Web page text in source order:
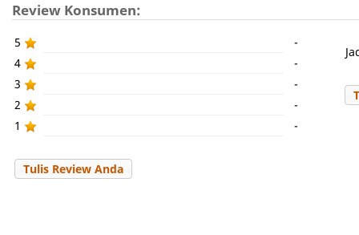
Review Konsumen:
5
-
4
-
3
-
2
-
1
-
Tulis Review Anda